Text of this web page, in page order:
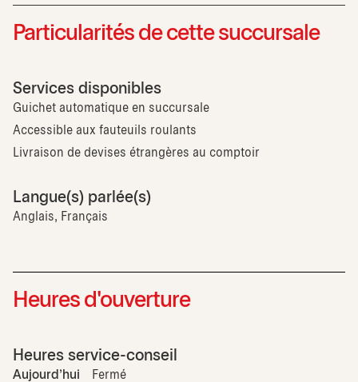
Particularités de cette succursale
Services disponibles
Guichet automatique en succursale
Accessible aux fauteuils roulants
Livraison de devises étrangères au comptoir
Langue(s) parlée(s)
Anglais, Français
Heures d'ouverture
Heures service-conseil
Aujourd'hui Fermé